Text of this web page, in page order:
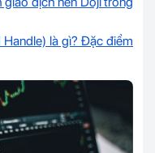
là gì? Đặc điểm